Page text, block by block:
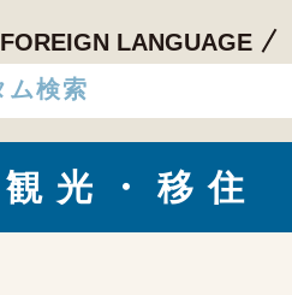
FOREIGN LANGUAGE
観光・移住